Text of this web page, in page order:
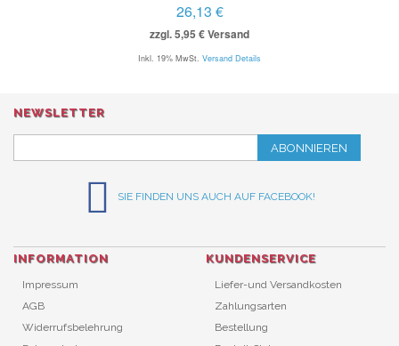
26,13 €
zzgl. 5,95 € Versand
Inkl. 19% MwSt. Versand Details
NEWSLETTER
ABONNIEREN
SIE FINDEN UNS AUCH AUF FACEBOOK!
INFORMATION
Impressum
AGB
Widerrufsbelehrung
KUNDENSERVICE
Liefer-und Versandkosten
Zahlungsarten
Bestellung